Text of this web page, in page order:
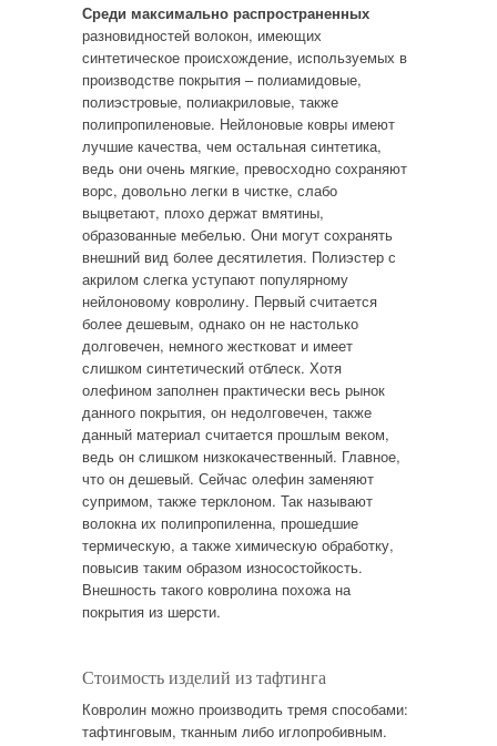
Среди максимально распространенных
разновидностей волокон, имеющих
синтетическое происхождение, используемых в
производстве покрытия – полиамидовые,
полиэстровые, полиакриловые, также
полипропиленовые. Нейлоновые ковры имеют
лучшие качества, чем остальная синтетика,
ведь они очень мягкие, превосходно сохраняют
ворс, довольно легки в чистке, слабо
выцветают, плохо держат вмятины,
образованные мебелью. Они могут сохранять
внешний вид более десятилетия. Полиэстер с
акрилом слегка уступают популярному
нейлоновому ковролину. Первый считается
более дешевым, однако он не настолько
долговечен, немного жестковат и имеет
слишком синтетический отблеск. Хотя
олефином заполнен практически весь рынок
данного покрытия, он недолговечен, также
данный материал считается прошлым веком,
ведь он слишком низкокачественный. Главное,
что он дешевый. Сейчас олефин заменяют
супримом, также терклоном. Так называют
волокна их полипропиленна, прошедшие
термическую, а также химическую обработку,
повысив таким образом износостойкость.
Внешность такого ковролина похожа на
покрытия из шерсти.
Стоимость изделий из тафтинга
Ковролин можно производить тремя способами:
тафтинговым, тканным либо иглопробивным.